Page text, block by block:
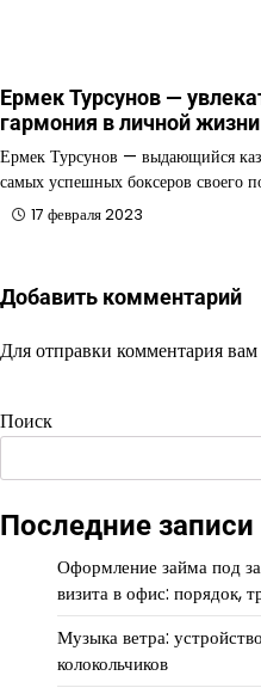
Ермек Турсунов —
гармония в личной жизни
Ермек Турсунов — выдающийся
самых успешных боксеров своего
17 февраля 2023
Добавить комментарий
Для отправки комментария
Поиск
Последние записи
Оформление займа под
визита в офис: порядок,
Музыка ветра:
колокольчиков